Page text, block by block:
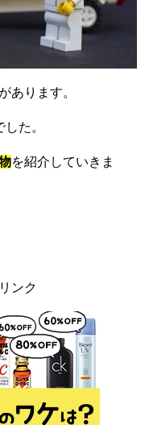
あります。
た。
を紹介していきま
ク